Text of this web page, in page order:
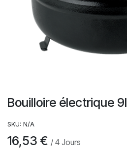
Bouilloire électrique 9l
SKU: N/A
16,53 € / 4 Jours